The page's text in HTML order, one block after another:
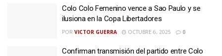
Colo Colo Femenino vence a Sao Paulo y se
ilusiona en la Copa Libertadores
POR VICTOR GUERRA OCTUBRE 6, 2025 0
Confirman transmisión del partido entre Colo